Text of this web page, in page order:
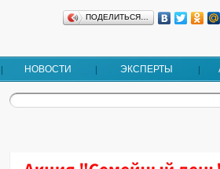
ПОДЕЛИТЬСЯ…
НОВОСТИ ЭКСПЕРТЫ